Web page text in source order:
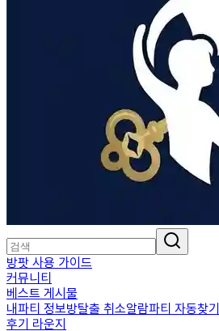
방팟 사용 가이드
커뮤니티
베스트 게시물
내파티 정보방탈출 취소알람파티 자동찾기
후기 라운지